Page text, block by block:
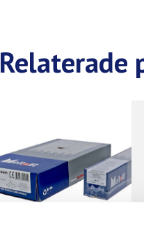
Relaterade